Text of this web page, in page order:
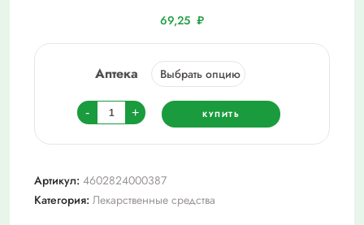
69,25 ₽
Аптека
-
Количество
товара
Пиридоксина
хл
/
+ КУПИТЬ
Артикул: 4602824000387
Категория: Лекарственные средства